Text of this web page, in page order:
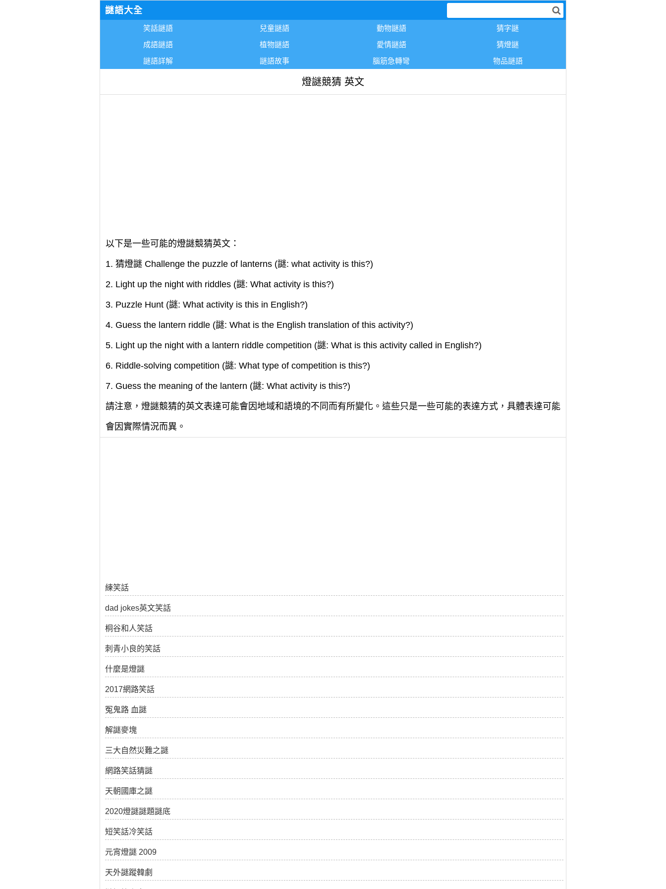
謎語大全
笑話謎語 兒童謎語 動物謎語
猜字謎
成語謎語
植物謎語 愛情謎語
猜燈謎
謎語詳解
謎語故事 腦筋急轉彎 物品謎語
燈謎競猜 英文
以下是一些可能的燈謎競猜英文：
1. 猜燈謎 Challenge the puzzle of lanterns (謎: what activity is this?)
2. Light up the night with riddles (謎: What activity is this?)
3. Puzzle Hunt (謎: What activity is this in English?)
4. Guess the lantern riddle (謎: What is the English translation of this activity?)
5. Light up the night with a lantern riddle competition (謎: What is this activity called in English?)
6. Riddle-solving competition (謎: What type of competition is this?)
7. Guess the meaning of the lantern (謎: What activity is this?)
請注意，燈謎競猜的英文表達可能會因地域和語境的不同而有所變化。這些只是一些可能的表達方式，具體表達可能
會因實際情況而異。
練笑話
dad jokes英文笑話
桐谷和人笑話
刺青小良的笑話
什麼是燈謎
2017網路笑話
冤鬼路 血謎
解謎麥塊
三大自然災難之謎
網路笑話猜謎
天朝國庫之謎
2020燈謎謎題謎底
短笑話冷笑話
元宵燈謎 2009
天外謎蹤韓劇